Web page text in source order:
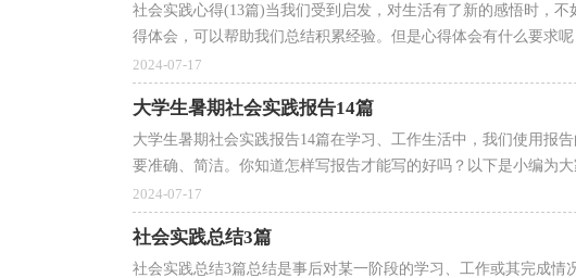
社会实践心得(13篇)当我们受到启发，对生活有了新的感悟时，
得体会，可以帮助我们总结积累经验。但是心得体会有什么要求
2024-07-17
大学生暑期社会实践报告14篇
大学生暑期社会实践报告14篇在学习、工作生活中，我们使用报
要准确、简洁。你知道怎样写报告才能写的好吗？以下是小编为
2024-07-17
社会实践总结3篇
社会实践总结3篇总结是事后对某一阶段的学习、工作或其完成